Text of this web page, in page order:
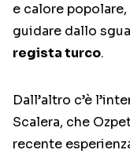
e calore
guidare dallo
regista turco.
Dall’altro c’è
Scalera, che
recente